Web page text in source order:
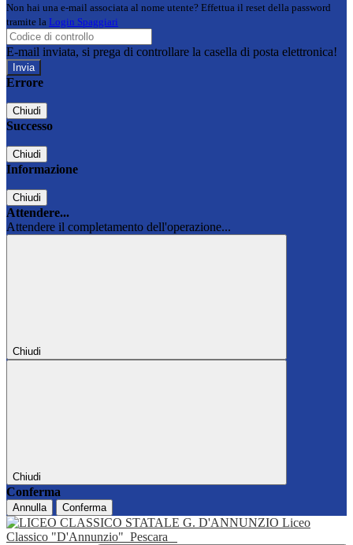
Non hai una e-mail associata al nome utente? Effettua il reset della password
tramite la Login Spaggiari
E-mail inviata, si prega di controllare la casella di posta elettronica!
Errore
Chiudi
Successo
Chiudi
Informazione
Chiudi
Attendere...
Attendere il completamento dell'operazione...
Chiudi
Chiudi
Conferma
Annulla Conferma
Liceo
Classico "D'Annunzio" Pescara